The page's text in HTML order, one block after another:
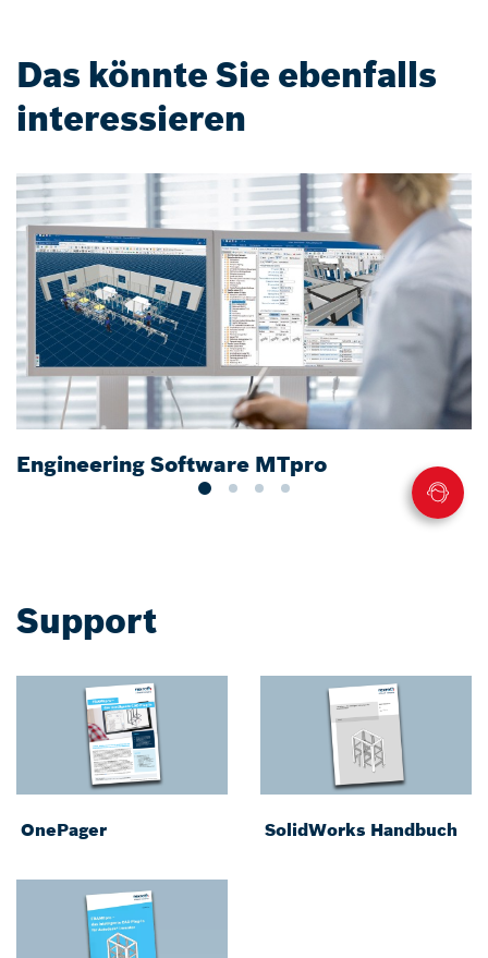
Das könnte Sie ebenfalls
interessieren
Engineering Software MTpro
Support
OnePager SolidWorks Handbuch